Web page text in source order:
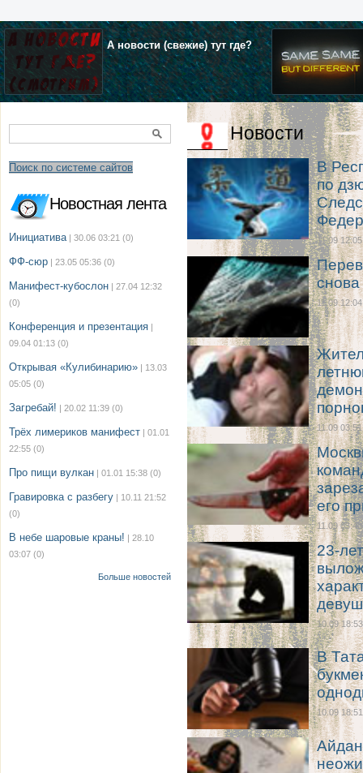
А новости (свежие) тут где?
Поиск по системе сайтов
Новостная лента
Инициатива | 30.06 03:21 (0)
ФФ-сюр | 23.05 05:36 (0)
Манифест-кубослон | 27.04 12:32
(0)
Конференция и презентация |
09.04 01:13 (0)
Открывая «Кулибинарию» | 13.03
05:05 (0)
Загребай! | 20.02 11:39 (0)
Трёх лимериков манифест | 01.01
22:55 (0)
Про пищи вулкан | 01.01 15:38 (0)
Гравировка с разбегу | 10.11 21:52
(0)
В небе шаровые краны! | 28.10
03:07 (0)
Больше новостей
Новости
В
по
11.09 12:05
снова
11.09 12:04
11.09 03:51
его
11.09 03:48
23-
10.09 18:53
В
10.09 18:51